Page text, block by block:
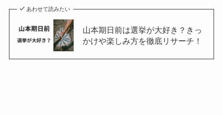
あわせて読みたい
山本期日前は選挙が大好き？きっ
かけや楽しみ方を徹底リサーチ！